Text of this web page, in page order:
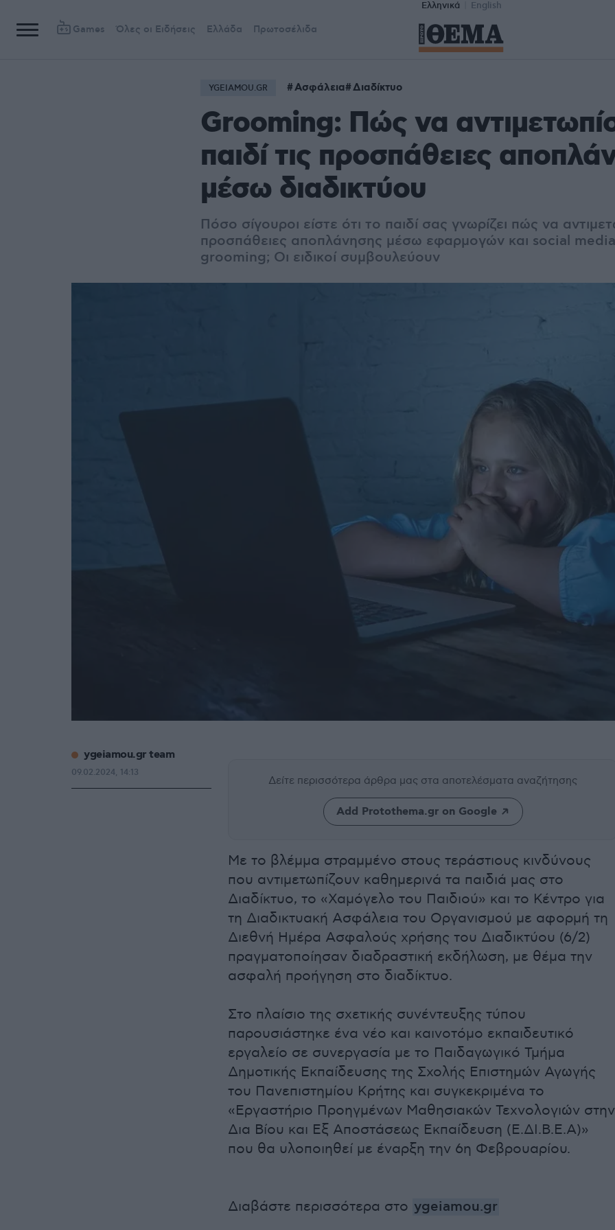
Ελληνικά English
Games Όλες οι Ειδήσεις Ελλάδα Πρωτοσέλιδα
YGEIAMOU.GR Ασφάλεια Διαδίκτυο
Grooming: Πώς να
παιδί τις προσπάθειες
μέσω διαδικτύου
Πόσο σίγουροι είστε ότι το παιδί σας γνωρίζει πώς να
προσπάθειες αποπλάνησης μέσω εφαρμογών και social
grooming; Οι ειδικοί συμβουλεύουν
Δείτε περισσότερα άρθρα μας στα αποτελέσματα αναζήτησης
Add Protothema.gr on Google
Με το βλέμμα στραμμένο στους τεράστιους κινδύνους
που αντιμετωπίζουν καθημερινά τα παιδιά μας στο
Διαδίκτυο, το «Χαμόγελο του Παιδιού» και το Κέντρο για
τη Διαδικτυακή Ασφάλεια του Οργανισμού με αφορμή τη
Διεθνή Ημέρα Ασφαλούς χρήσης του Διαδικτύου (6/2)
πραγματοποίησαν διαδραστική εκδήλωση, με θέμα την
ασφαλή προήγηση στο διαδίκτυο.
Στο πλαίσιο της σχετικής συνέντευξης τύπου
παρουσιάστηκε ένα νέο και καινοτόμο εκπαιδευτικό
εργαλείο σε συνεργασία με το Παιδαγωγικό Τμήμα
Δημοτικής Εκπαίδευσης της Σχολής Επιστημών Αγωγής
του Πανεπιστημίου Κρήτης και συγκεκριμένα το
«Εργαστήριο Προηγμένων Μαθησιακών Τεχνολογιών στην
Δια Βίου και Εξ Αποστάσεως Εκπαίδευση (Ε.ΔΙ.Β.Ε.Α)»
που θα υλοποιηθεί με έναρξη την 6η Φεβρουαρίου.
Διαβάστε περισσότερα στο ygeiamou.gr
ygeiamou.gr team
09.02.2024, 14:13